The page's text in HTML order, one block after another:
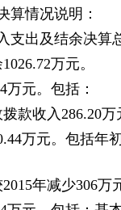
算情况说明：
支出及结余决算
万元。
万元。包括：
拨款收入286.20
万元。包括
2015年减少306